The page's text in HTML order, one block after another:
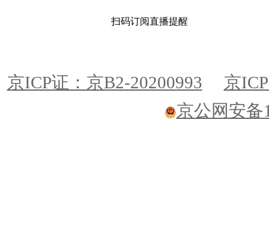
扫码订阅直播提醒
京ICP证：京B2-20200993
京
京公网安备